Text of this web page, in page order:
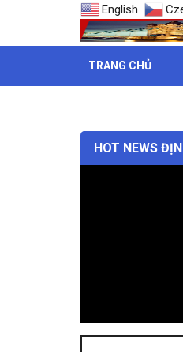
English
TRANG CHỦ
Tìm
kiếm: